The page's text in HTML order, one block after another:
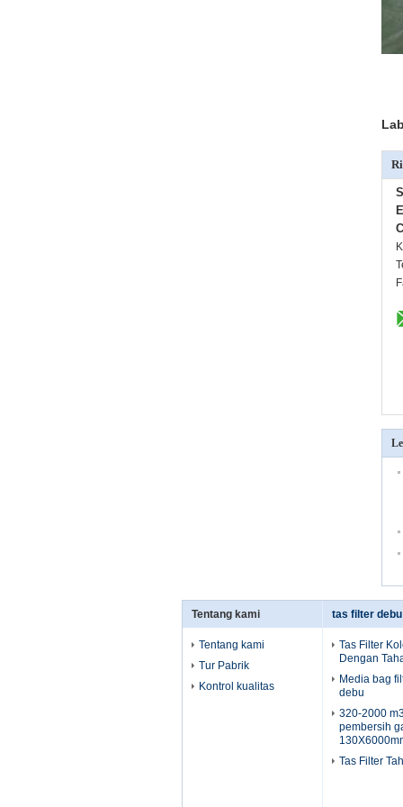
Tentang kami
Tentang kami
Tur Pabrik
Kontrol kualitas
tas filter
Tas Filter
Dengan
Media bag
debu
320-2000
pembersih
Tas Filter